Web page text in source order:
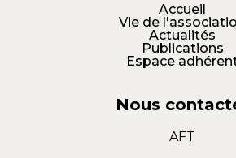
Accueil
Vie de
Actualités
Publications
Espace
Nous
AFT